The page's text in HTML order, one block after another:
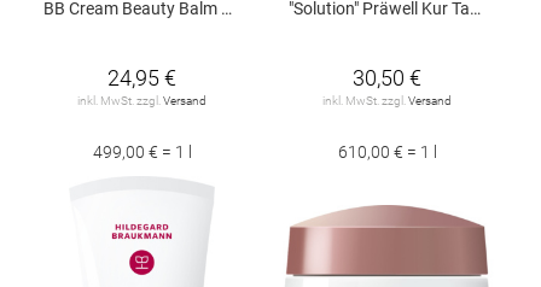
BB Cream Beauty Balm Beige 50 ml
24,95 €
inkl. MwSt. zzgl. Versand
499,00 € = 1 l
"Solution" Präwell Kur Tag 50 ml
30,50 €
inkl. MwSt. zzgl. Versand
610,00 € = 1 l